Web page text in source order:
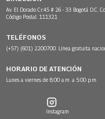
Av. El Dorado Cr.45 # 26 - 33 Bogotá D.C.
Código Postal: 111321
TELÉFONOS
(+57) (601) 2200700. Línea gratuita
HORARIO DE ATENCIÓN
Lunes a viernes de 8:00 a.m. a 5:00 p.m.
Instagram